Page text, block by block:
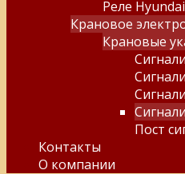
Реле Hyundai
Крановое
Крановые
Пост
Контакты
О компании